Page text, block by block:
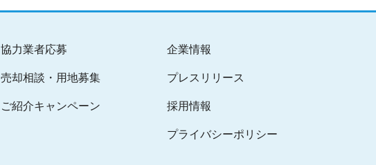
協力業者応募
売却相談・用地募集
ご紹介キャンペーン
企業情報
プレスリリース
採用情報
プライバシーポリシー